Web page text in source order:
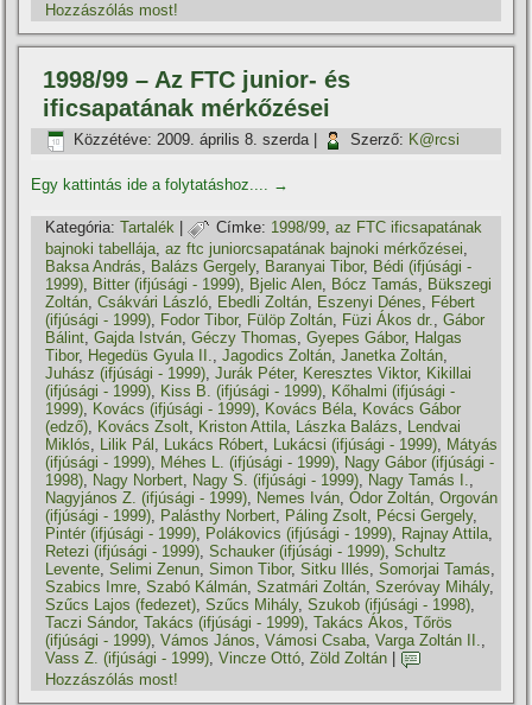
Hozzászólás most!
1998/99 – Az FTC junior- és
ificsapatának mérkőzései
Közzétéve: 2009. április 8. szerda| Szerző: K@rcsi
Egy kattintás ide a folytatáshoz.... →
Kategória: Tartalék | Címke: 1998/99,az FTC ificsapatának
bajnoki tabellája,az ftc juniorcsapatának bajnoki mérkőzései,
Baksa András, Balázs Gergely, Baranyai Tibor, Bédi (ifjúsági -
1999), Bitter (ifjúsági - 1999), Bjelic Alen, Bócz Tamás, Bükszegi
Zoltán,Csákvári László, Ebedli Zoltán, Eszenyi Dénes, Fébert
(ifjúsági - 1999), Fodor Tibor, Fülöp Zoltán, Füzi Ákos dr.,Gábor
Bálint,Gajda István,Géczy Thomas,Gyepes Gábor, Halgas
Tibor, Hegedüs Gyula II.,Jagodics Zoltán,Janetka Zoltán,
Juhász (ifjúsági - 1999),Jurák Péter, Keresztes Viktor, Kikillai
(ifjúsági - 1999), Kiss B. (ifjúsági - 1999), Kőhalmi (ifjúsági -
1999), Kovács (ifjúsági - 1999), Kovács Béla, Kovács Gábor
(edző), Kovács Zsolt, Kriston Attila, Lászka Balázs, Lendvai
Miklós, Lilik Pál , Lukács Róbert, Lukácsi (ifjúsági - 1999), Mátyás
(ifjúsági - 1999), Méhes L. (ifjúsági - 1999), Nagy Gábor (ifjúsági -
1998), Nagy Norbert, Nagy S. (ifjúsági - 1999), Nagy Tamás I.,
Nagyjános Z. (ifjúsági - 1999), Nemes Iván,Ódor Zoltán,Orgován
(ifjúsági - 1999), Palásthy Norbert, Páling Zsolt, Pécsi Gergely,
Pintér (ifjúsági - 1999), Polákovics (ifjúsági - 1999), Rajnay Attila,
Retezi (ifjúsági - 1999),Schauker (ifjúsági - 1999),Schultz
Levente,Selimi Zenun,Simon Tibor,Sitku Illés,Somorjai Tamás,
Szabics Imre,Szabó Kálmán,Szatmári Zoltán,Szeróvay Mihály,
Szűcs Lajos (fedezet),Szűcs Mihály,Szukob (ifjúsági - 1998),
Taczi Sándor,Takács (ifjúsági - 1999),Takács Ákos,Tőrös
(ifjúsági - 1999),Vámos János,Vámosi Csaba,Varga Zoltán II.,
Vass Z. (ifjúsági - 1999),Vincze Ottó,Zöld Zoltán
Hozzászólás most!